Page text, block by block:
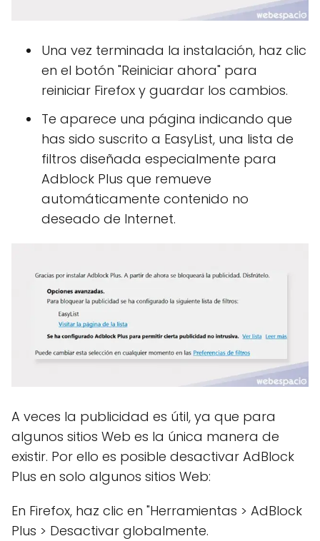
Una vez terminada la instalación, haz clic
en el botón "Reiniciar ahora" para
reiniciar Firefox y guardar los cambios.
Te aparece una página indicando que
has sido suscrito a EasyList, una lista de
filtros diseñada especialmente para
Adblock Plus que remueve
automáticamente contenido no
deseado de Internet.
A veces la publicidad es útil, ya que para
algunos sitios Web es la única manera de
existir. Por ello es posible desactivar AdBlock
Plus en solo algunos sitios Web:
En Firefox, haz clic en "Herramientas > AdBlock
Plus > Desactivar globalmente.